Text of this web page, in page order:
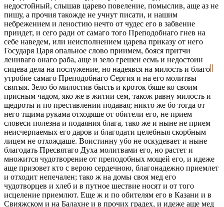
недостойный, слышав царево повеление, помыслив, аще аз не
пишу, а прочия такожде не учнут писати, и нашим
небрежением и леностию нечто от чудес его в забвение
приидет, и сего ради от самаго того Преподобнаго гнев на
себе наведем, или неисполнением царева приказу от него
Государя Царя опальное слово приимем, бояся притчи
лениваго онаго раба, аще и зело грешен есмь и недостоин
сицева дела на послужение, но надеявся на милость и благо
утробие самаго Преподобнаго Сергия и на его молитвы
святыя. Зело бо милостив бысть и кроток бяше ко своим
присным чадом, яко же в житии сем, також равну милость и
щедроты и по преставлении подавая; никто же бо тогда от
него тщима рукама отходяше от обители его, не прием
словеси полезна и подаяния блага, тако же и ныне не прием
неисчерпаемых его даров и благодати целебныя скорбным
лицем не отхождаше. Воистинну убо не оскудевает и ныне
благодать Пресвятаго Духа молитвами его, но растет и
множится чудотворение от преподобных мощей его, и идеже
аще призовет кто с верою сердечною, благонадежно приемлет
и отходит непечален; тако ж на домы своя мед его
чудотворцев и хлеб и в путное шествие носят и от того
исцеление приемлют. Еще ж и по обителям его в Казани и в
Свияжском и на Балахне и в прочих градех, и идеже аще мед